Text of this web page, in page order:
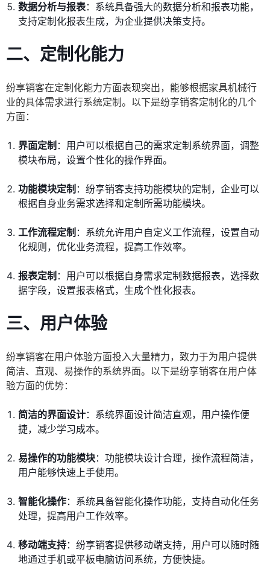
数据分析与报表：系统具备强大的数据分析和报表功能，
支持定制化报表生成，为企业提供决策支持。
二、定制化能力
纷享销客在定制化能力方面表现突出，能够根据家具机械行
业的具体需求进行系统定制。以下是纷享销客定制化的几个
方面：
界面定制 ：用户可以根据自己的需求定制系统界面，调整
模块布局，设置个性化的操作界面。
功能模块定制 ：纷享销客支持功能模块的定制，企业可以
根据自身业务需求选择和定制所需功能模块。
工作流程定制 ：系统允许用户自定义工作流程，设置自动
化规则，优化业务流程，提高工作效率。
报表定制 ：用户可以根据自身需求定制数据报表，选择数
据字段，设置报表格式，生成个性化报表。
三、用户体验
纷享销客在用户体验方面投入大量精力，致力于为用户提供
简洁、直观、易操作的系统界面。以下是纷享销客在用户体
验方面的优势：
简洁的界面设计：系统界面设计简洁直观，用户操作便
捷，减少学习成本。
易操作的功能模块：功能模块设计合理，操作流程简洁，
用户能够快速上手使用。
智能化操作：系统具备智能化操作功能，支持自动化任务
处理，提高用户工作效率。
移动端支持：纷享销客提供移动端支持，用户可以随时随
地通过手机或平板电脑访问系统，方便快捷。